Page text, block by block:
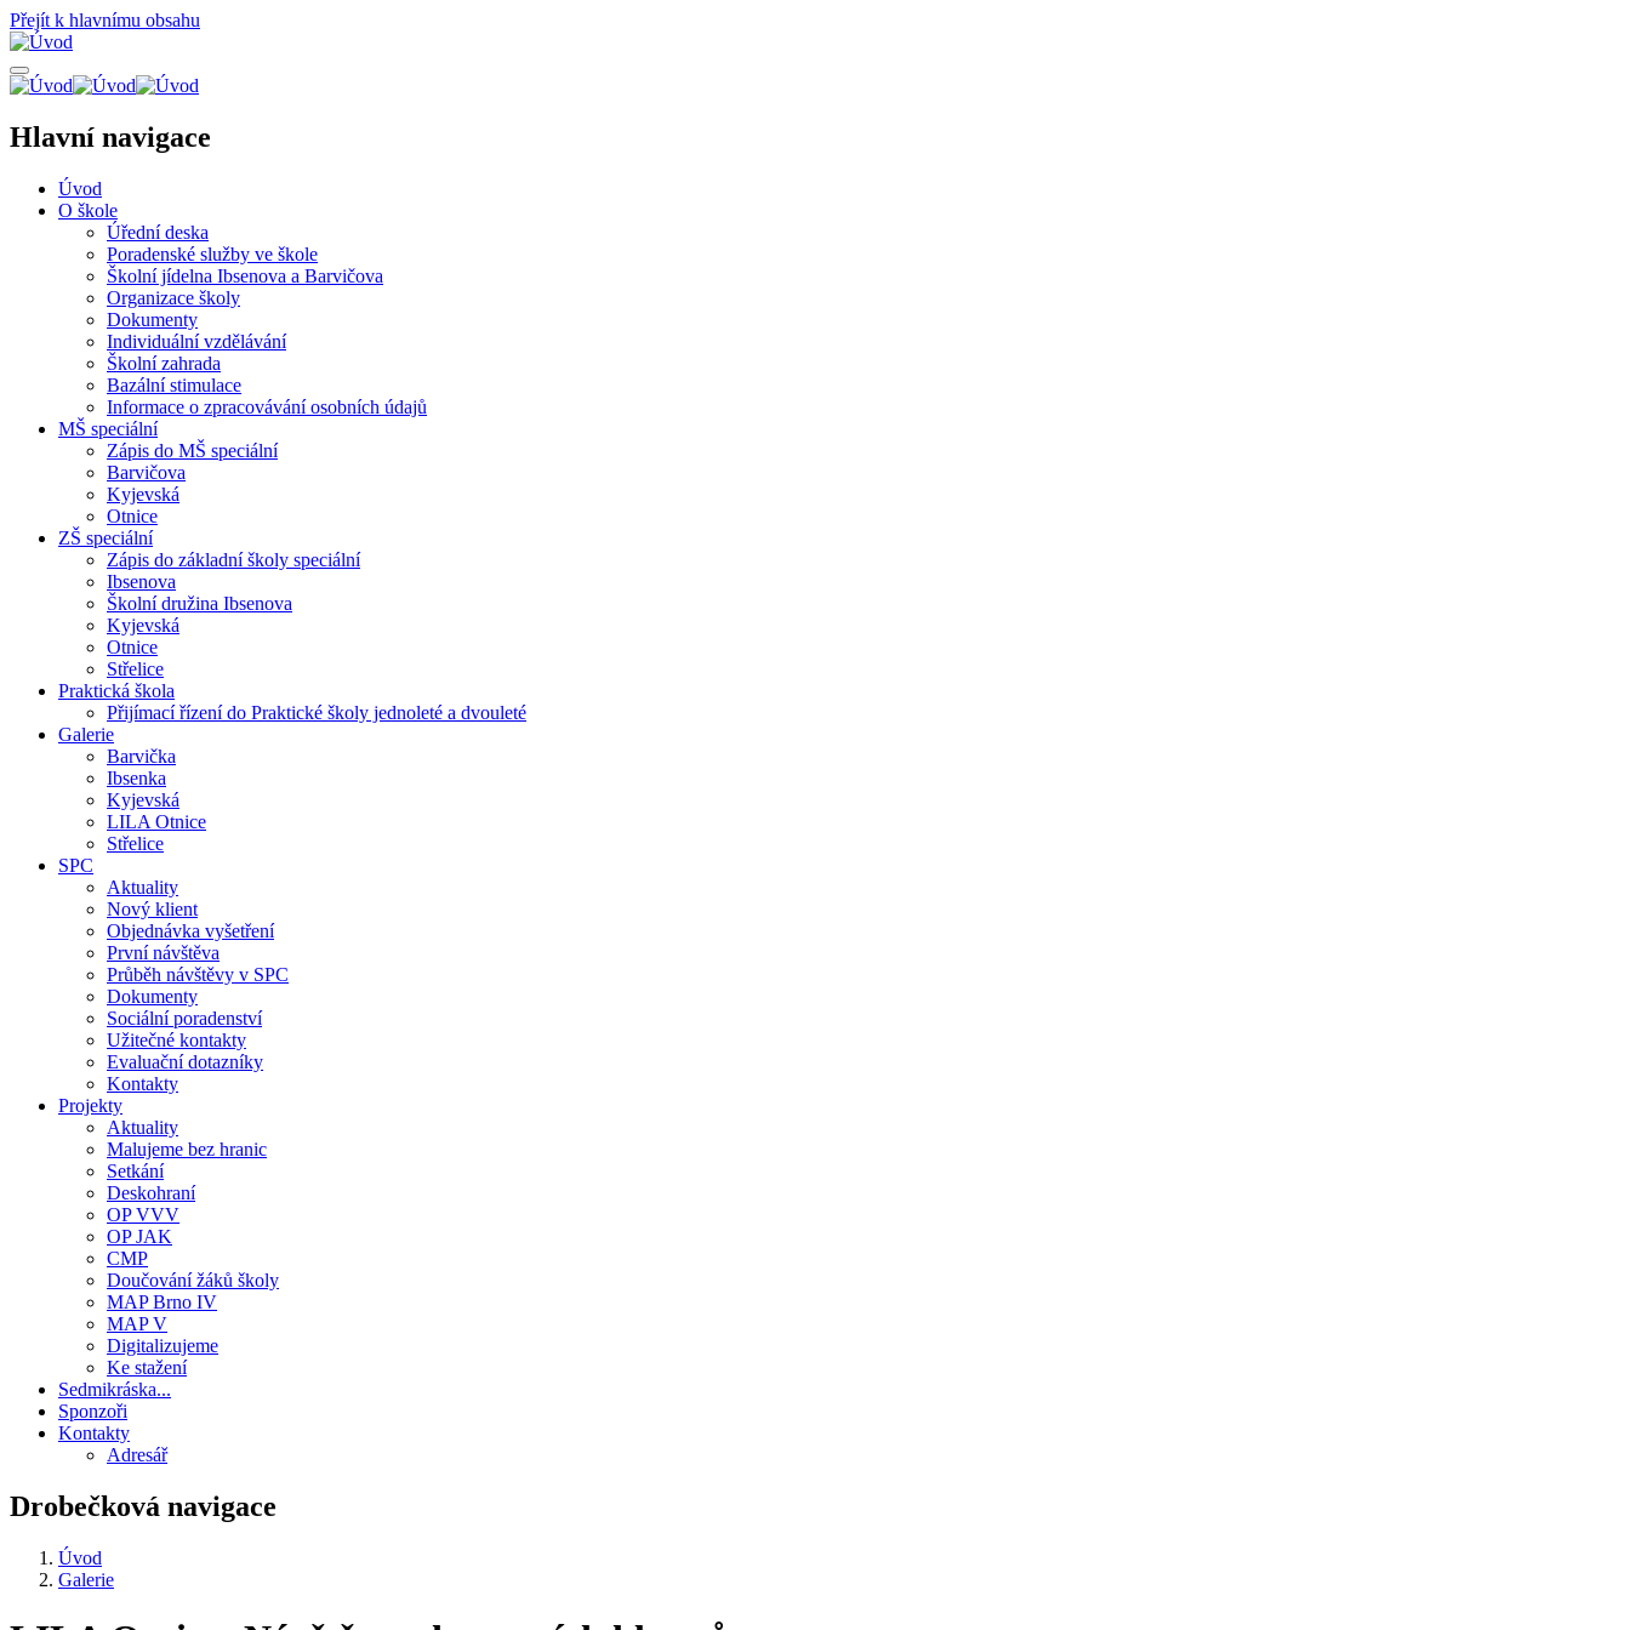
Přejít k hlavnímu obsahu
Hlavní navigace
Úvod
O škole
Úřední deska
Poradenské služby ve škole
Školní jídelna Ibsenova a Barvičova
Organizace školy
Dokumenty
Individuální vzdělávání
Školní zahrada
Bazální stimulace
Informace o zpracovávání osobních údajů
MŠ speciální
Zápis do MŠ speciální
Barvičova
Kyjevská
Otnice
ZŠ speciální
Zápis do základní školy speciální
Ibsenova
Školní družina Ibsenova
Kyjevská
Otnice
Střelice
Praktická škola
Přijímací řízení do Praktické školy jednoleté a dvouleté
Galerie
Barvička
Ibsenka
Kyjevská
LILA Otnice
Střelice
SPC
Aktuality
Nový klient
Objednávka vyšetření
První návštěva
Průběh návštěvy v SPC
Dokumenty
Sociální poradenství
Užitečné kontakty
Evaluační dotazníky
Kontakty
Projekty
Aktuality
Malujeme bez hranic
Setkání
Deskohraní
OP VVV
OP JAK
CMP
Doučování žáků školy
MAP Brno IV
MAP V
Digitalizujeme
Ke stažení
Sedmikráska...
Sponzoři
Kontakty
Adresář
Drobečková navigace
Úvod
Galerie